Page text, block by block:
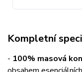
Kompletní
- 100% masová